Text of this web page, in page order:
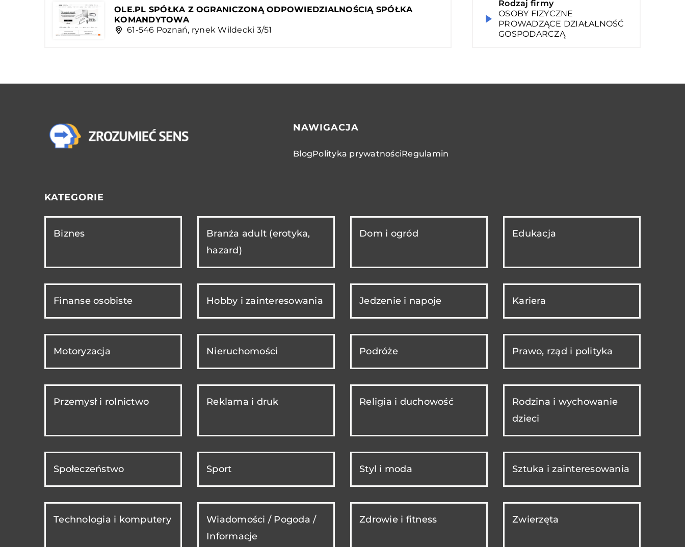
OLE.PL SPÓŁKA Z OGRANICZONĄ ODPOWIEDZIALNOŚCIĄ SPÓŁKA
KOMANDYTOWA
61-546 Poznań, rynek Wildecki 3/51
Rodzaj firmy
OSOBY FIZYCZNE
PROWADZĄCE DZIAŁALNOŚĆ
GOSPODARCZĄ
NAWIGACJA
BlogPolityka prywatnościRegulamin
KATEGORIE
Biznes
Branża adult (erotyka,
hazard)
Dom i ogród Edukacja
Finanse osobiste Hobby i zainteresowania Jedzenie i napoje Kariera
Motoryzacja Nieruchomości Podróże Prawo, rząd i polityka
Przemysł i rolnictwo Reklama i druk Religia i duchowość
Rodzina i wychowanie
dzieci
Społeczeństwo Sport Styl i moda Sztuka i zainteresowania
Technologia i komputery
Wiadomości / Pogoda /
Informacje
Zdrowie i fitness Zwierzęta